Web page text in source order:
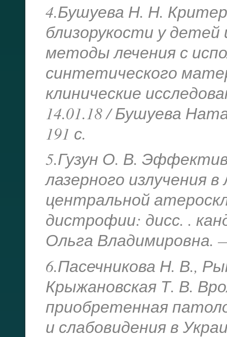
4.Бушуева Н. Н.
близорукости у детей
методы лечения с
синтетического
клинические
14.01.18 / Бушуева
191 с.
5.Гузун О. В.
лазерного излучения
центральной
дистрофии: дисс. .
Ольга Владимировна.
6.Пасечникова Н. В.,
Крыжановская Т. В.
приобретенная
и слабовидения в